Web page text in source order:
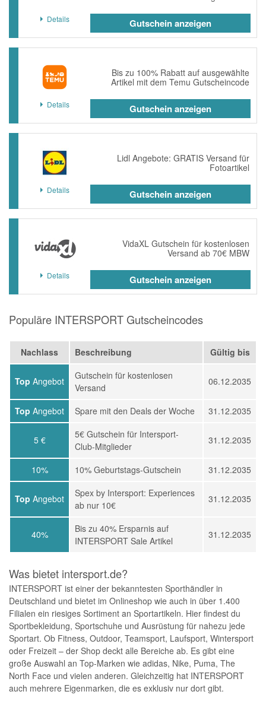
Details Gutschein anzeigen
Bis zu 100% Rabatt auf ausgewählte
Artikel mit dem Temu Gutscheincode
Details Gutschein anzeigen
Lidl Angebote: GRATIS Versand für
Fotoartikel
Details Gutschein anzeigen
VidaXL Gutschein für kostenlosen
Versand ab 70€ MBW
Details Gutschein anzeigen
Populäre INTERSPORT Gutscheincodes
Nachlass Beschreibung Gültig bis
Top Angebot
Gutschein für kostenlosen
Versand
06.12.2035
Top Angebot Spare mit den Deals der Woche 31.12.2035
5 €
5€ Gutschein für Intersport-
Club-Mitglieder
31.12.2035
10% 10% Geburtstags-Gutschein 31.12.2035
Top Angebot
Spex by Intersport: Experiences
ab nur 10€
31.12.2035
40%
Bis zu 40% Ersparnis auf
INTERSPORT Sale Artikel
31.12.2035
Was bietet intersport.de?
INTERSPORT ist einer der bekanntesten Sporthändler in
Deutschland und bietet im Onlineshop wie auch in über 1.400
Filialen ein riesiges Sortiment an Sportartikeln. Hier findest du
Sportbekleidung, Sportschuhe und Ausrüstung für nahezu jede
Sportart. Ob Fitness, Outdoor, Teamsport, Laufsport, Wintersport
oder Freizeit – der Shop deckt alle Bereiche ab. Es gibt eine
große Auswahl an Top-Marken wie adidas, Nike, Puma, The
North Face und vielen anderen. Gleichzeitig hat INTERSPORT
auch mehrere Eigenmarken, die es exklusiv nur dort gibt.